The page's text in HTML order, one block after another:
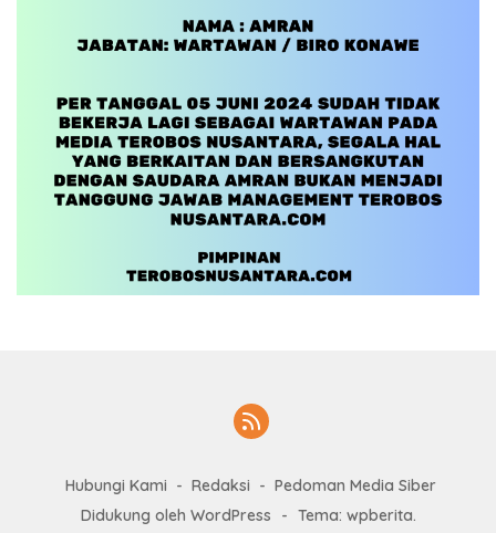
Hubungi Kami Redaksi
Pedoman Media Siber
Didukung oleh WordPress
- Tema: wpberita.